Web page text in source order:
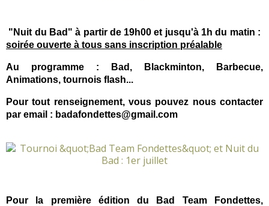
"Nuit du Bad" à partir de 19h00 et jusqu'à 1h du matin :
soirée ouverte à tous sans inscription préalable
Au programme : Bad, Blackminton, Barbecue,
Animations, tournois flash...
Pour tout renseignement, vous pouvez nous contacter
par email : badafondettes@gmail.com
Pour la première édition du Bad Team Fondettes,